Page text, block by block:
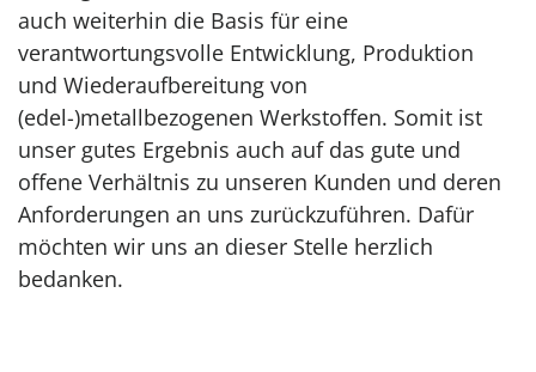
auch weiterhin die Basis für eine
verantwortungsvolle Entwicklung, Produktion
und Wiederaufbereitung von
(edel-)metallbezogenen Werkstoffen. Somit ist
unser gutes Ergebnis auch auf das gute und
offene Verhältnis zu unseren Kunden und deren
Anforderungen an uns zurückzuführen. Dafür
möchten wir uns an dieser Stelle herzlich
bedanken.